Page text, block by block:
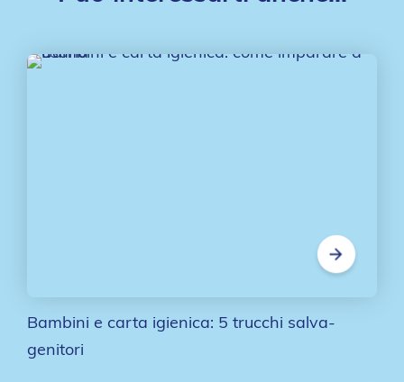
Bambini e carta igienica: 5 trucchi salva-
genitori